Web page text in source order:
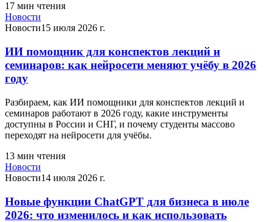
17 мин чтения
Новости
Новости15 июля 2026 г.
ИИ помощник для конспектов лекций и
семинаров: как нейросети меняют учёбу в 2026
году
Разбираем, как ИИ помощники для конспектов лекций и
семинаров работают в 2026 году, какие инструменты
доступны в России и СНГ, и почему студенты массово
переходят на нейросети для учёбы.
13 мин чтения
Новости
Новости14 июля 2026 г.
Новые функции ChatGPT для бизнеса в июле
2026: что изменилось и как использовать